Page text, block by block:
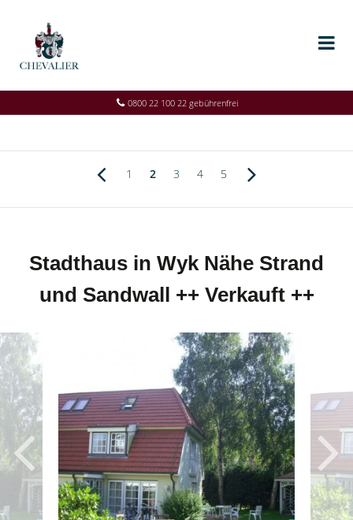
0800 22 100 22 gebührenfrei
1 2 3 4 5
Stadthaus in Wyk Nähe Strand
und Sandwall ++ Verkauft ++